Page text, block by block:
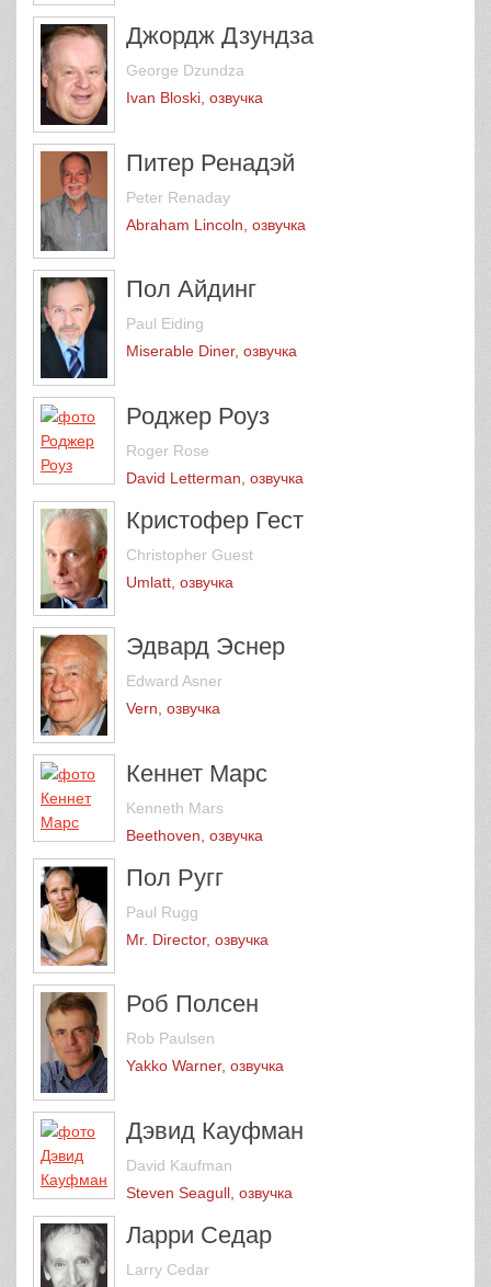
Джордж Дзундза
George Dzundza
Ivan Bloski, озвучка
Питер Ренадэй
Peter Renaday
Abraham Lincoln, озвучка
Пол Айдинг
Paul Eiding
Miserable Diner, озвучка
Роджер Роуз
Roger Rose
David Letterman, озвучка
Кристофер Гест
Christopher Guest
Umlatt, озвучка
Эдвард Эснер
Edward Asner
Vern, озвучка
Кеннет Марс
Kenneth Mars
Beethoven, озвучка
Пол Ругг
Paul Rugg
Mr. Director, озвучка
Роб Полсен
Rob Paulsen
Yakko Warner, озвучка
Дэвид Кауфман
David Kaufman
Steven Seagull, озвучка
Ларри Седар
Larry Cedar